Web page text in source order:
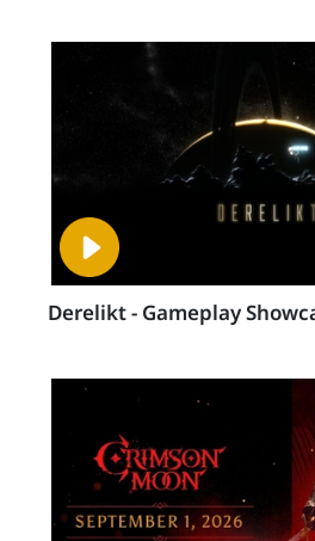
Derelikt - Gameplay